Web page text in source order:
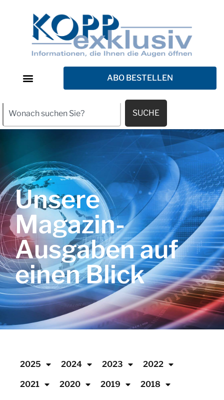
ABO BESTELLEN
SUCHE
Unsere
Magazin-
Ausgaben auf
einen Blick
2025 2024 2023 2022
2021 2020 2019 2018